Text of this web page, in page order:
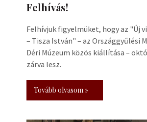
Felhívás!
Felhívjuk figyelmüket, hogy az "Új
– Tisza István" – az Országgyűlési
Déri Múzeum közös kiállítása –
zárva lesz.
Tovább olvasom »